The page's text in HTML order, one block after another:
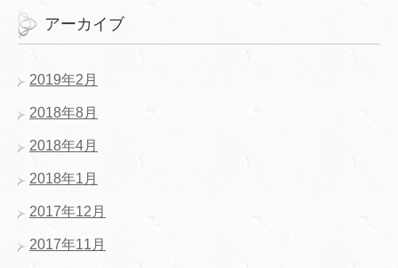
アーカイブ
2019年2月
2018年8月
2018年4月
2018年1月
2017年12月
2017年11月